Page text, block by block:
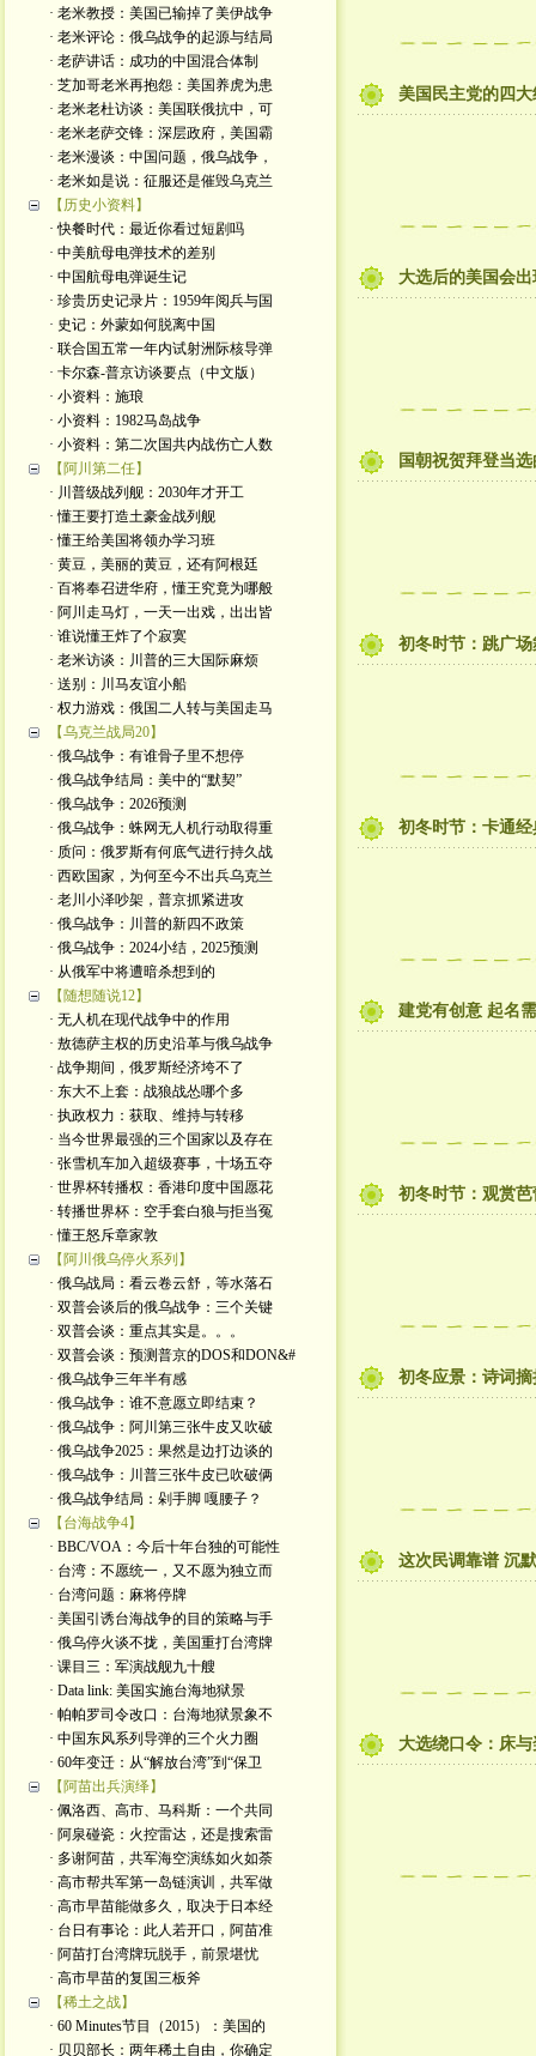
· 老米教授：美国已输掉了美伊战争
· 老米评论：俄乌战争的起源与结局
· 老萨讲话：成功的中国混合体制
· 芝加哥老米再抱怨：美国养虎为患
· 老米老杜访谈：美国联俄抗中，可
· 老米老萨交锋：深层政府，美国霸
· 老米漫谈：中国问题，俄乌战争，
· 老米如是说：征服还是催毁乌克兰
【历史小资料】
· 快餐时代：最近你看过短剧吗
· 中美航母电弹技术的差别
· 中国航母电弹诞生记
· 珍贵历史记录片：1959年阅兵与国
· 史记：外蒙如何脱离中国
· 联合国五常一年内试射洲际核导弹
· 卡尔森-普京访谈要点（中文版）
· 小资料：施琅
· 小资料：1982马岛战争
· 小资料：第二次国共内战伤亡人数
【阿川第二任】
· 川普级战列舰：2030年才开工
· 懂王要打造土豪金战列舰
· 懂王给美国将领办学习班
· 黄豆，美丽的黄豆，还有阿根廷
· 百将奉召进华府，懂王究竟为哪般
· 阿川走马灯，一天一出戏，出出皆
· 谁说懂王炸了个寂寞
· 老米访谈：川普的三大国际麻烦
· 送别：川马友谊小船
· 权力游戏：俄国二人转与美国走马
【乌克兰战局20】
· 俄乌战争：有谁骨子里不想停
· 俄乌战争结局：美中的“默契”
· 俄乌战争：2026预测
· 俄乌战争：蛛网无人机行动取得重
· 质问：俄罗斯有何底气进行持久战
· 西欧国家，为何至今不出兵乌克兰
· 老川小泽吵架，普京抓紧进攻
· 俄乌战争：川普的新四不政策
· 俄乌战争：2024小结，2025预测
· 从俄军中将遭暗杀想到的
【随想随说12】
· 无人机在现代战争中的作用
· 敖德萨主权的历史沿革与俄乌战争
· 战争期间，俄罗斯经济垮不了
· 东大不上套：战狼战怂哪个多
· 执政权力：获取、维持与转移
· 当今世界最强的三个国家以及存在
· 张雪机车加入超级赛事，十场五夺
· 世界杯转播权：香港印度中国愿花
· 转播世界杯：空手套白狼与拒当冤
· 懂王怒斥章家敦
【阿川俄乌停火系列】
· 俄乌战局：看云卷云舒，等水落石
· 双普会谈后的俄乌战争：三个关键
· 双普会谈：重点其实是。。。
· 双普会谈：预测普京的DOS和DON&#
· 俄乌战争三年半有感
· 俄乌战争：谁不意愿立即结束？
· 俄乌战争：阿川第三张牛皮又吹破
· 俄乌战争2025：果然是边打边谈的
· 俄乌战争：川普三张牛皮已吹破俩
· 俄乌战争结局：剁手脚 嘎腰子？
【台海战争4】
· BBC/VOA：今后十年台独的可能性
· 台湾：不愿统一，又不愿为独立而
· 台湾问题：麻将停牌
· 美国引诱台海战争的目的策略与手
· 俄乌停火谈不拢，美国重打台湾牌
· 课目三：军演战舰九十艘
· Data link: 美国实施台海地狱景
· 帕帕罗司令改口：台海地狱景象不
· 中国东风系列导弹的三个火力圈
· 60年变迁：从“解放台湾”到“保卫
【阿苗出兵演绎】
· 佩洛西、高市、马科斯：一个共同
· 阿泉碰瓷：火控雷达，还是搜索雷
· 多谢阿苗，共军海空演练如火如荼
· 高市帮共军第一岛链演训，共军做
· 高市早苗能做多久，取决于日本经
· 台日有事论：此人若开口，阿苗准
· 阿苗打台湾牌玩脱手，前景堪忧
· 高市早苗的复国三板斧
【稀土之战】
· 60 Minutes节目（2015）：美国的
· 贝贝部长：两年稀土自由，你确定
美国民主党的四
大选后的美国会
国朝祝贺拜登当
初冬时节：跳广场
初冬时节：卡通经
建党有创意 起名
初冬时节：观赏芭
初冬应景：诗词摘
这次民调靠谱 沉
大选绕口令：床与